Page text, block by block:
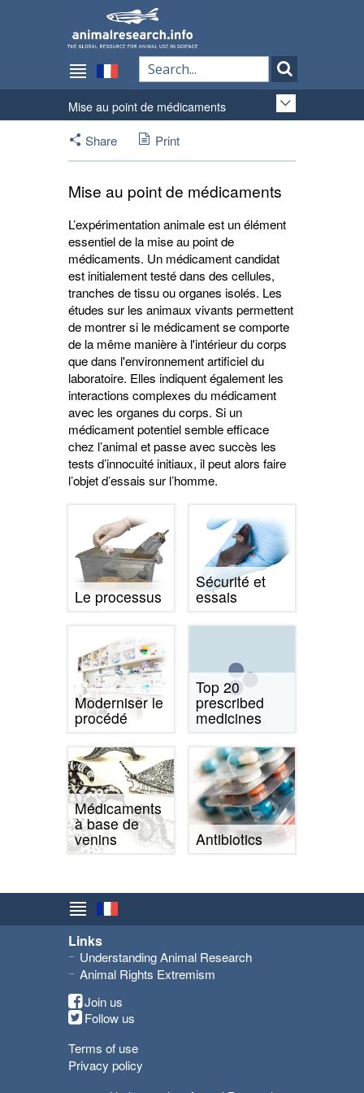
Mise au point de médicaments
Share
Print
Mise au point de médicaments
L’expérimentation animale est un élément
essentiel de la mise au point de
médicaments. Un médicament candidat
est initialement testé dans des cellules,
tranches de tissu ou organes isolés. Les
études sur les animaux vivants permettent
de montrer si le médicament se comporte
de la même manière à l'intérieur du corps
que dans l'environnement artificiel du
laboratoire. Elles indiquent également les
interactions complexes du médicament
avec les organes du corps. Si un
médicament potentiel semble efficace
chez l’animal et passe avec succès les
tests d’innocuité initiaux, il peut alors faire
l’objet d’essais sur l’homme.
Le processus
Sécurité et
essais
Moderniser le
procédé
Top 20
prescribed
medicines
Médicaments
à base de
venins Antibiotics
Links
Understanding Animal Research
Animal Rights Extremism
Join us
Follow us
Terms of use
Privacy policy